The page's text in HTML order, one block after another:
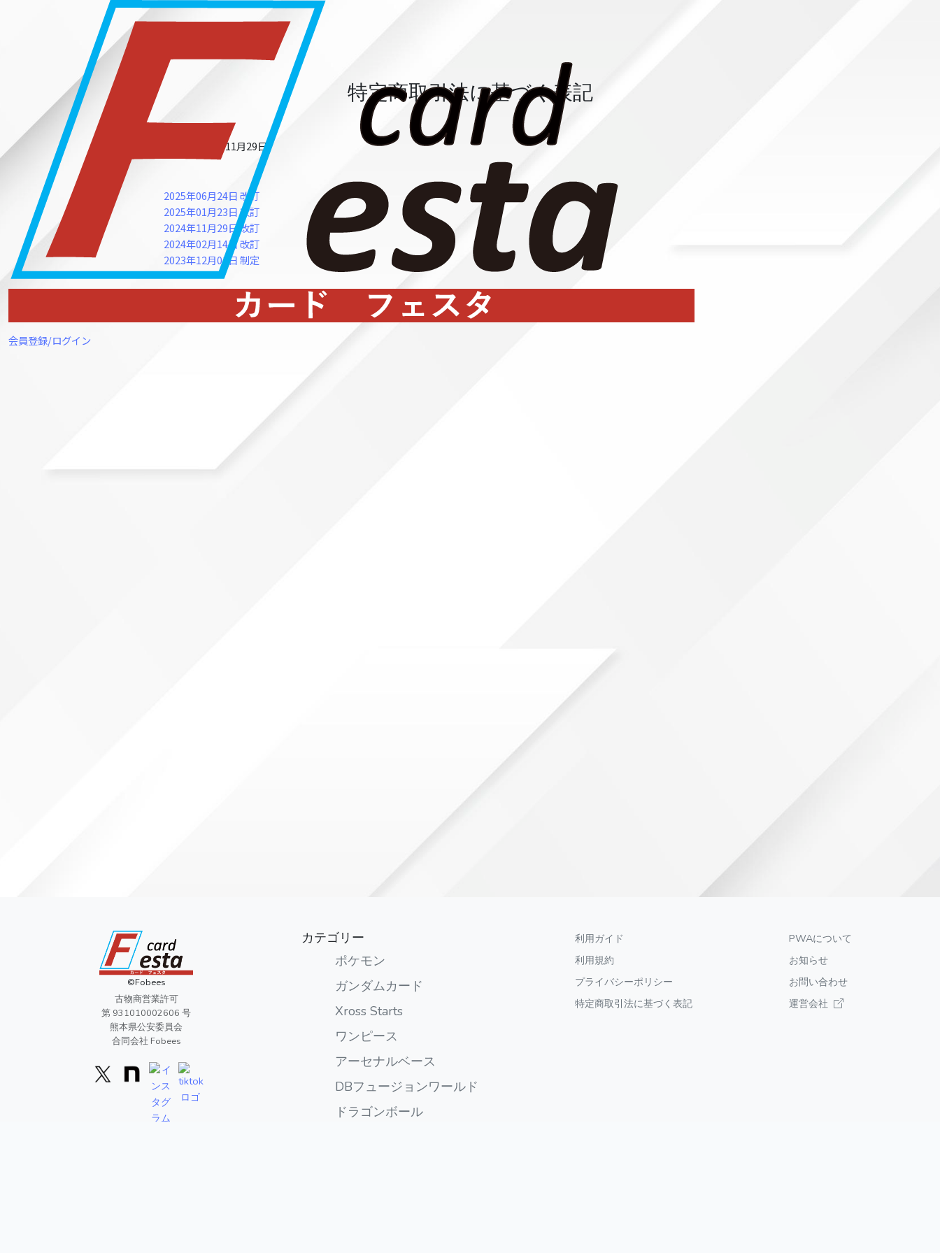
会員登録/ログイン
特定商取引法に基づく表記
改訂日2024年11月29日
2025年06月24日 改訂
2025年01月23日 改訂
2024年11月29日 改訂
2024年02月14日 改訂
2023年12月01日 制定
©Fobees
古物商営業許可
第 931010002606 号
熊本県公安委員会
合同会社 Fobees
カテゴリー
ポケモン
ガンダムカード
Xross Starts
ワンピース
アーセナルベース
DBフュージョンワールド
ドラゴンボール
利用ガイド
利用規約
プライバシーポリシー
特定商取引法に基づく表記
PWAについて
お知らせ
お問い合わせ
運営会社